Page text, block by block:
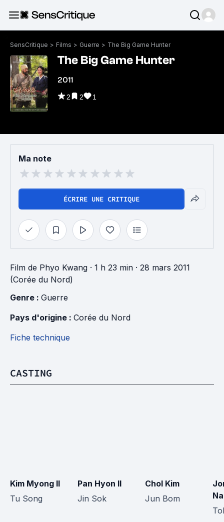
SensCritique > Films > Guerre > The Big Game Hunter
The Big Game Hunter
2011
2 2 1
Ma note
ÉCRIRE UNE CRITIQUE
Film de Phyo Kwang · 1 h 23 min · 28 mars 2011
(Corée du Nord)
Genre : Guerre
Pays d'origine : Corée du Nord
Fiche technique
CASTING
Kim Myong Il
Tu Song
Pan Hyon Il
Jin Sok
Chol Kim
Jun Bom